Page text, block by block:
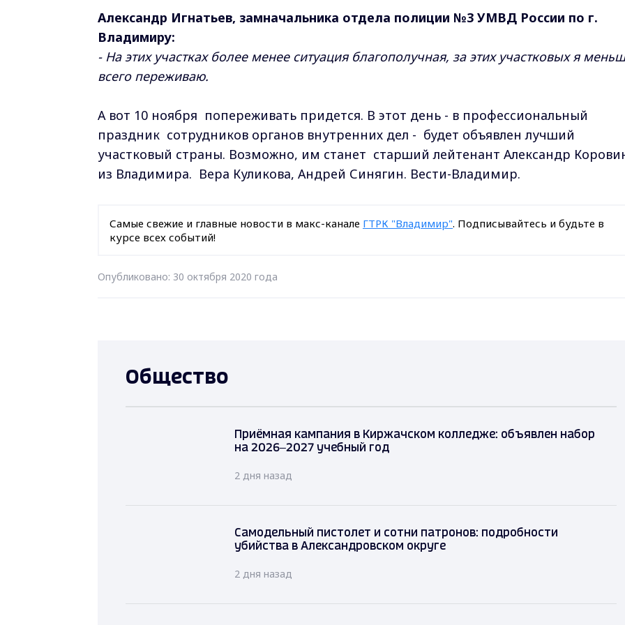
Александр Игнатьев, замначальника отдела полиции №3 УМВД России по г.
Владимиру:
- На этих участках более менее ситуация благополучная, за этих участковых я
всего переживаю.
А вот 10 ноября попереживать придется. В этот день - в профессиональный
праздник сотрудников органов внутренних дел - будет объявлен лучший
участковый страны. Возможно, им станет старший лейтенант Александр
из Владимира. Вера Куликова, Андрей Синягин. Вести-Владимир.
Самые свежие и главные новости в макс-канале ГТРК "Владимир". Подписывайтесь и будьте в
курсе всех событий!
Опубликовано: 30 октября 2020 года
Общество
Приёмная кампания в Киржачском колледже: объявлен набор
на 2026–2027 учебный год
2 дня назад
Самодельный пистолет и сотни патронов: подробности
убийства в Александровском округе
2 дня назад